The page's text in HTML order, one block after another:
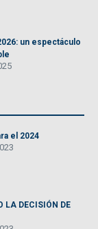
un espectáculo
el 2024
LA DECISIÓN DE